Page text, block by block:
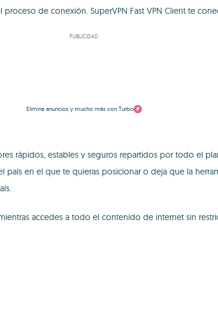
de conexión. SuperVPN Fast VPN Client te
PUBLICIDAD
Elimina anuncios y mucho más con Turbo
rápidos, estables y seguros repartidos por todo el
en el que te quieras posicionar o deja que la
accedes a todo el contenido de internet sin